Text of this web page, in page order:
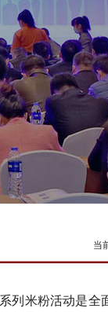
印
美
当
列米粉活动是全